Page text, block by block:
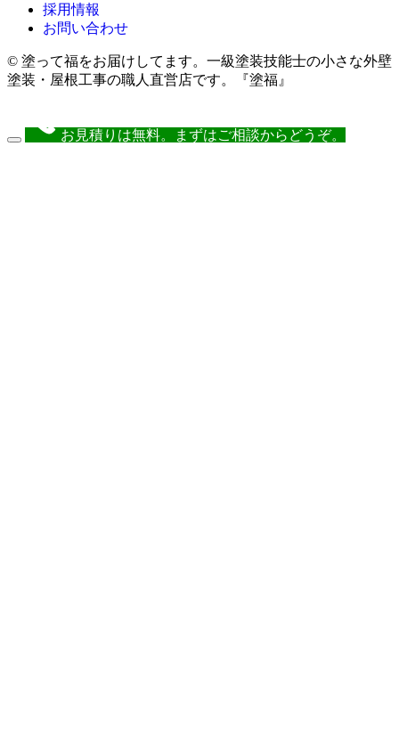
採用情報
お問い合わせ
© 塗って福をお届けしてます。一級塗装技能士の小さな外壁
塗装・屋根工事の職人直営店です。『塗福』
お見積りは無料。まずはご相談からどうぞ。